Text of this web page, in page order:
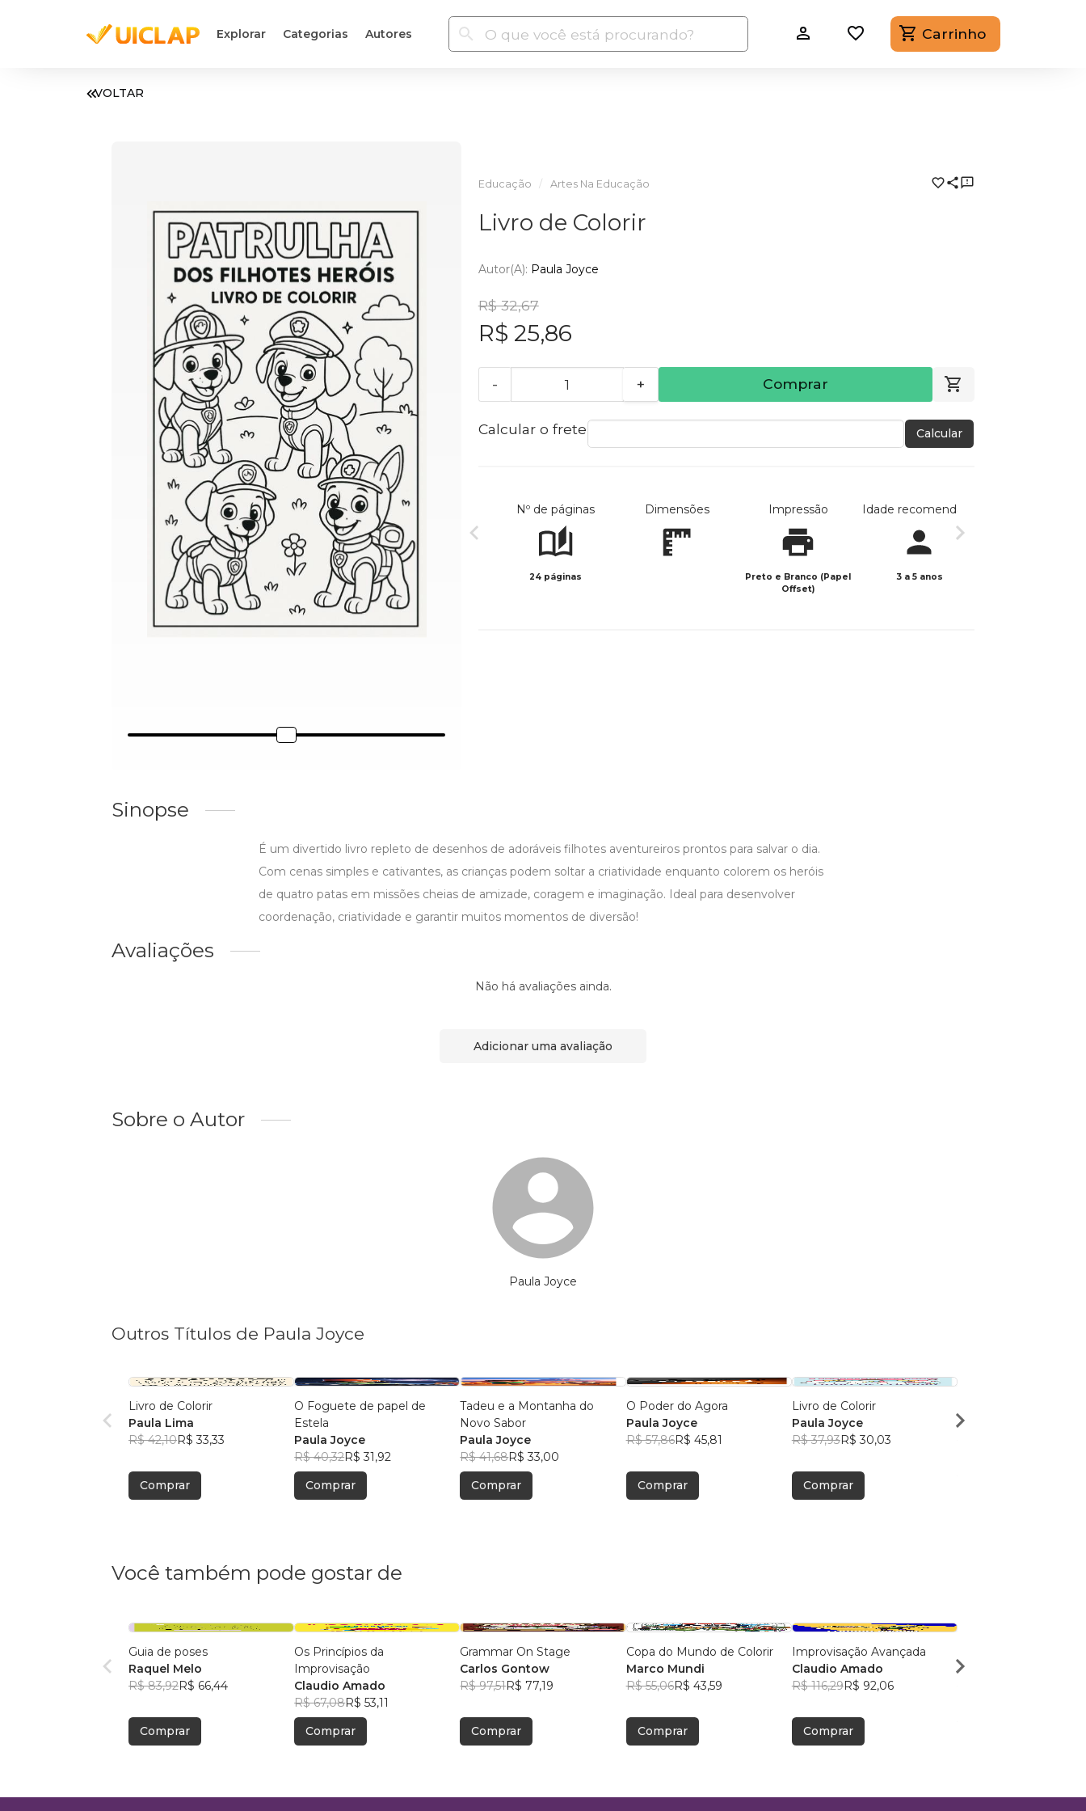
Explorar Categorias Autores Carrinho
VOLTAR
Educação Artes Na Educação
Livro de Colorir
Autor(a): Paula Joyce
R$ 32,67
R$ 25,86
- + Comprar
Calcular o frete Calcular
Nº de páginas
24 páginas
Dimensões Impressão
Preto e Branco (Papel
Offset)
Idade recomendada
3 a 5 anos
Sinopse
É um divertido livro repleto de desenhos de adoráveis filhotes aventureiros prontos para salvar o dia.
Com cenas simples e cativantes, as crianças podem soltar a criatividade enquanto colorem os heróis
de quatro patas em missões cheias de amizade, coragem e imaginação. Ideal para desenvolver
coordenação, criatividade e garantir muitos momentos de diversão!
Avaliações
Não há avaliações ainda.
Adicionar uma avaliação
Sobre o Autor
Paula Joyce
Outros Títulos de Paula Joyce
Livro de Colorir
Paula Lima
R$ 42,10R$ 33,33
Comprar
O Foguete de papel de
Estela
Paula Joyce
R$ 40,32R$ 31,92
Comprar
Tadeu e a Montanha do
Novo Sabor
Paula Joyce
R$ 41,68R$ 33,00
Comprar
O Poder do Agora
Paula Joyce
R$ 57,86R$ 45,81
Comprar
Livro de Colorir
Paula Joyce
R$ 37,93R$ 30,03
Comprar
Paula Joyce
Você também pode gostar de
Guia de poses
Raquel Melo
R$ 83,92R$ 66,44
Comprar
Os Princípios da
Improvisação
Claudio Amado
R$ 67,08R$ 53,11
Comprar
Grammar On Stage
Carlos Gontow
R$ 97,51R$ 77,19
Comprar
Copa do Mundo de Colorir
Marco Mundi
R$ 55,06R$ 43,59
Comprar
Improvisação Avançada
Claudio Amado
R$ 116,29R$ 92,06
Comprar
Felipe Laureano